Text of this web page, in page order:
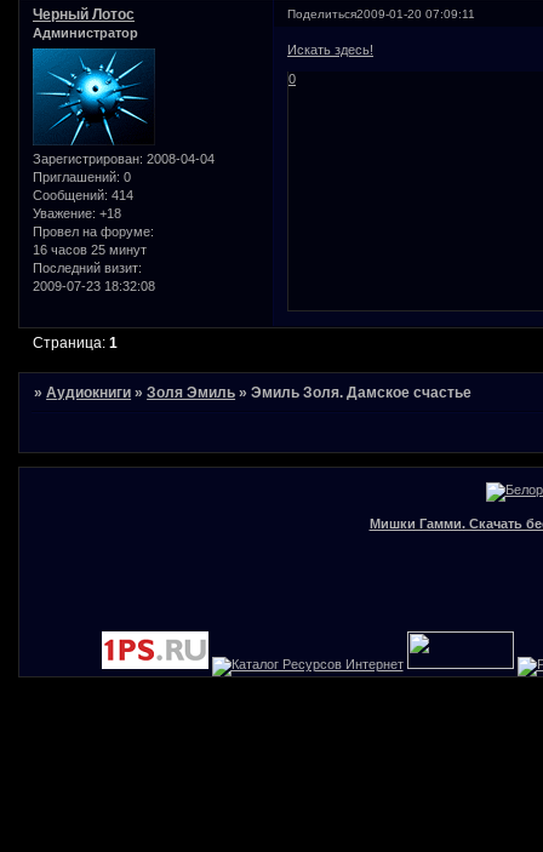
Поделиться2009-01-20 07:09:11
Черный Лотос
Администратор
Зарегистрирован: 2008-04-04
Приглашений: 0
Сообщений: 414
Уважение: +18
Провел на форуме:
16 часов 25 минут
Последний визит:
2009-07-23 18:32:08
Искать здесь!
0
Страница:1
»Аудиокниги »Золя Эмиль »Эмиль Золя. Дамское счастье
Мишки Гамми. Скачать